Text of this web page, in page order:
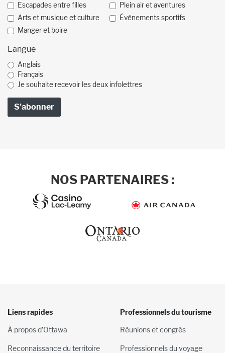
Escapades entre filles
Plein air et aventures
Arts et musique et culture
Événements sportifs
Manger et boire
Langue
Anglais
Français
Je souhaite recevoir les deux infolettres
NOS PARTENAIRES :
Liens rapides
À propos d’Ottawa
Reconnaissance du territoire
Professionnels du tourisme
Réunions et congrès
Professionnels du voyage